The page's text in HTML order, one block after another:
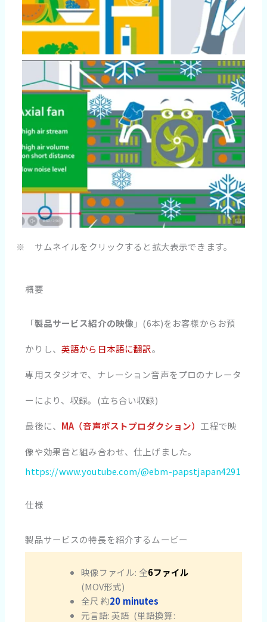
※ サムネイルをクリックすると拡大表示できます。
概要
「製品サービス紹介の映像」(6本)をお客様からお預
かりし、英語から日本語に翻訳。
専用スタジオで、ナレーション音声をプロのナレータ
ーにより、収録。(立ち合い収録)
最後に、 MA（音声ポストプロダクション） 工程で映
像や効果音と組み合わせ、仕上げました。
https://www.youtube.com/@ebm-papstjapan4291
仕様
製品サービスの特長を紹介するムービー
映像ファイル: 全6ファイル
(MOV形式)
全尺 約20 minutes
元言語: 英語 (単語換算: